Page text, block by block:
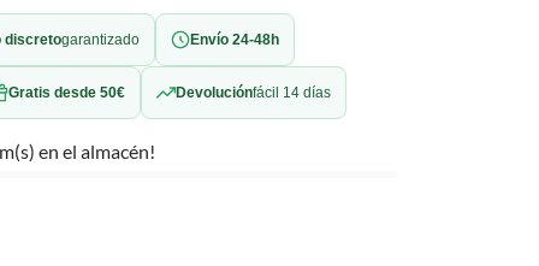
discretogarantizado Envío 24-48h
Gratis desde 50€ Devoluciónfácil 14 días
en el almacén!